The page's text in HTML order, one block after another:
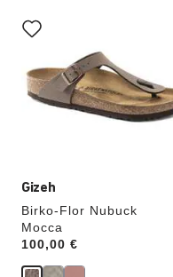
Gizeh
Birko-Flor Nubuck
Mocca
Price:
100,00 €
con
anteprime
dei
colori,
l’immagine